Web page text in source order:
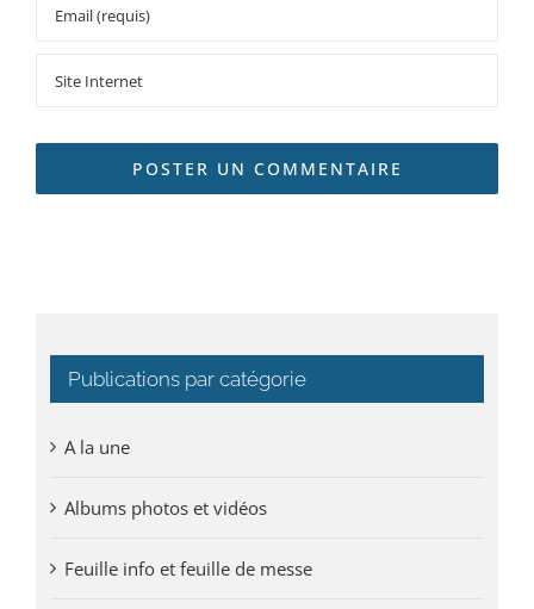
Publications par catégorie
A la une
Albums photos et vidéos
Feuille info et feuille de messe